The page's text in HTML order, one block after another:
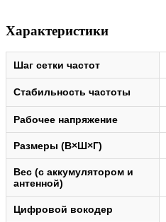
Характеристики
Шаг сетки частот
Стабильность частоты
Рабочее напряжение
Размеры (В×Ш×Г)
Вес (с аккумулятором и
антенной)
Цифровой вокодер